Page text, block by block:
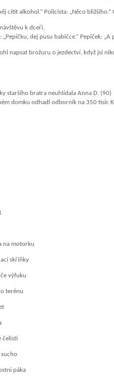
cítit alkohol.“ Policista: „Něco bližšího.“
k dceři,
„Pepíčku, dej pusu babičce.“ Pepíček:
napsat brožuru o jezdectví, když jsi
staršího bratra neuhlídala Anna D. (90)
domku odhadl odborník na 350 tisíc
na motorku
skříňky
výfuku
terénu
čelisti
sucho
páka